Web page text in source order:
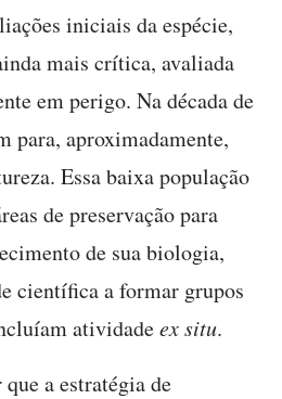
iniciais da espécie,
mais crítica, avaliada
em perigo. Na década de
para, aproximadamente,
Essa baixa população
de preservação para
de sua biologia,
científica a formar grupos
atividadeex situ.
a estratégia de